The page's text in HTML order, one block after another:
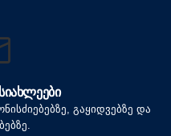
გაყიდვებზე და